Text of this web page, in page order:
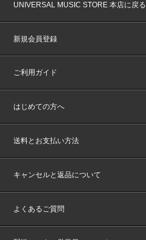
UNIVERSAL MUSIC STORE 本店に戻る
新規会員登録
ご利用ガイド
はじめての方へ
送料とお支払い方法
キャンセルと返品について
よくあるご質問